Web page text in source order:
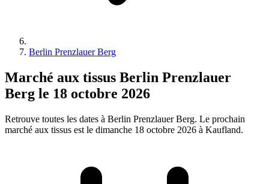
Berlin Prenzlauer Berg
Marché aux tissus Berlin Prenzlauer
Berg le 18 octobre 2026
Retrouve toutes les dates à Berlin Prenzlauer Berg. Le prochain
marché aux tissus est le dimanche 18 octobre 2026 à Kaufland.